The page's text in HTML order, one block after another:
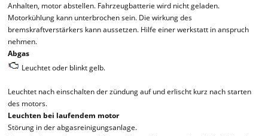
Anhalten, motor abstellen. Fahrzeugbatterie wird nicht geladen.
Motorkühlung kann unterbrochen sein. Die wirkung des
bremskraftverstärkers kann aussetzen. Hilfe einer werkstatt in anspruch
nehmen.
Abgas
Leuchtet oder blinkt gelb.
Leuchtet nach einschalten der zündung auf und erlischt kurz nach starten
des motors.
Leuchten bei laufendem motor
Störung in der abgasreinigungsanlage.